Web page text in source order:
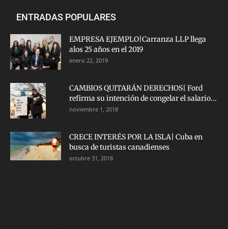
ENTRADAS POPULARES
EMPRESA EJEMPLO|Carranza LLP llega
alos 25 años en el 2019
enero 22, 2019
CAMBIOS QUITARÁN DERECHOS| Ford
refirma su intención de congelar el salario...
noviembre 1, 2018
CRECE INTERÉS POR LA ISLA| Cuba en
busca de turistas canadienses
octubre 31, 2018